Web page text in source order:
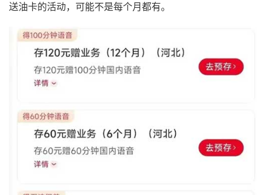
送油卡的活动，可能不是每个月都有。